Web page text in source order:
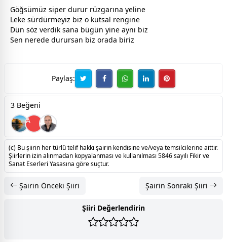
Göğsümüz siper durur rüzgarına yeline
Leke sürdürmeyiz biz o kutsal rengine
Dün söz verdik sana bügün yine aynı biz
Sen nerede durursan biz orada biriz
Paylaş:
3 Beğeni
A
(c) Bu şiirin her türlü telif hakkı şairin kendisine ve/veya temsilcilerine aittir.
Şiirlerin izin alınmadan kopyalanması ve kullanılması 5846 sayılı Fikir ve
Sanat Eserleri Yasasına göre suçtur.
Şairin Önceki Şiiri Şairin Sonraki Şiiri
Şiiri Değerlendirin